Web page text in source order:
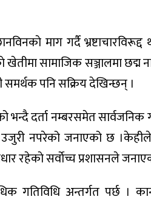
माग गर्दै
सामाजिक सञ्जालमा छद्म
पनि सक्रिय देखिन्छन् ।
भन्दै दर्ता नम्बरसमेत
नपरेको जनाएको छ
रहेकाे सर्वाेच्च प्रशासनले
गतिविधि अन्तर्गत पर्छ ।